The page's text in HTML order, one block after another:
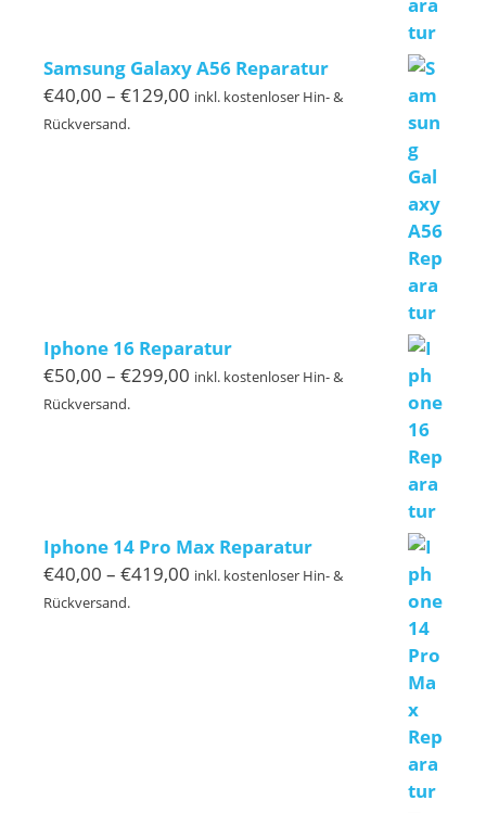
Samsung Galaxy A56 Reparatur
€40,00 – €129,00 Preisspanne:
inkl. kostenloser Hin- &
Rückversand.
Iphone 16 Reparatur
€50,00 – €299,00 Preisspanne:
inkl. kostenloser Hin- &
Rückversand.
Iphone 14 Pro Max Reparatur
€40,00 – €419,00 Preisspanne:
inkl. kostenloser Hin- &
Rückversand.